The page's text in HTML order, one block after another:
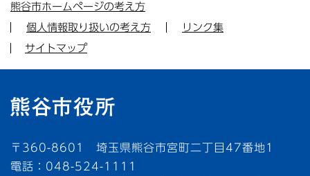
熊谷市ホームページの考え方
個人情報取り扱いの考え方
リンク集
サイトマップ
〒360-8601 埼玉県熊谷市宮町二丁目47番地1
電話：048-524-1111